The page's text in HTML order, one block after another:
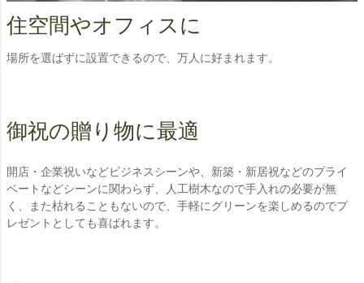
住空間やオフィスに
場所を選ばずに設置できるので、万人に好まれます。
御祝の贈り物に最適
開店・企業祝いなどビジネスシーンや、新築・新居祝などのプライ
ベートなどシーンに関わらず、人工樹木なので手入れの必要が無
く、また枯れることもないので、手軽にグリーンを楽しめるのでプ
レゼントとしても喜ばれます。